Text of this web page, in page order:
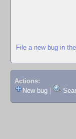
File a new bug in
Actions:
New bug